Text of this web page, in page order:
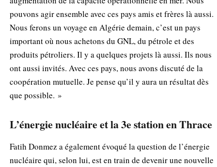
pouvons agir ensemble avec ces pays amis et frères là aussi.
Nous ferons un voyage en Algérie demain, c’est un pays
important où nous achetons du GNL, du pétrole et des
produits pétroliers. Il y a quelques projets là aussi. Ils nous
ont aussi invités. Avec ces pays, nous avons discuté de la
coopération mutuelle. Je pense qu’il y aura un résultat dès
que possible. »
L’énergie nucléaire et la 3e station en Thrace
Fatih Donmez a également évoqué la question de l’énergie
nucléaire qui, selon lui, est en train de devenir une nouvelle